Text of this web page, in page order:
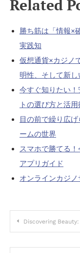
Related
勝ち筋は「情報×
実践知
仮想通貨×カジノ
明性、そして新
今すぐ知りたい
トの選び方と活用
目の前で繰り広
ームの世界
スマホで勝てる
アプリガイド
オンラインカジ
Post
Discovering Beauty: The Science and Practice Behind Modern